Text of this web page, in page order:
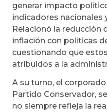
generar impacto
indicadores nacionales
Relacionó la reducción
inflación con políticas
cuestionando que
atribuidos a la
A su turno, el
Partido Conservador,
no siempre refleja la